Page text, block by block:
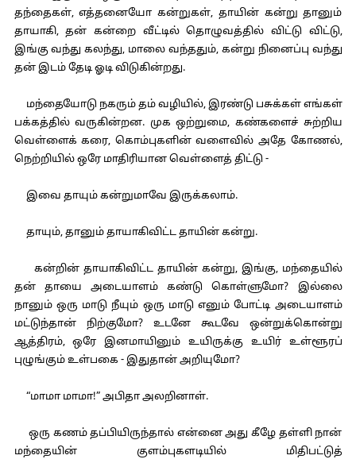
தந்தைகள், எத்தனையோ கன்றுகள், தாயின் கன்று தானும்
தாயாகி, தன் கன்றை வீட்டில் தொழுவத்தில் விட்டு விட்டு,
இங்கு வந்து கலந்து, மாலை வந்ததும், கன்று நினைப்பு வந்து
தன் இடம் தேடி ஓடி விடுகின்றது.
மந்தையோடு நகரும் தம் வழியில், இரண்டு பசுக்கள் எங்கள்
பக்கத்தில் வருகின்றன. முக ஒற்றுமை, கண்களைச் சுற்றிய
வெள்ளைக் கரை, கொம்புகளின் வளைவில் அதே கோணல்,
நெற்றியில் ஒரே மாதிரியான வெள்ளைத் திட்டு -
இவை தாயும் கன்றுமாவே இருக்கலாம்.
தாயும், தானும் தாயாகிவிட்ட தாயின் கன்று.
கன்றின் தாயாகிவிட்ட தாயின் கன்று, இங்கு, மந்தையில்
தன் தாயை அடையாளம் கண்டு கொள்ளுமோ? இல்லை
நானும் ஒரு மாடு நீயும் ஒரு மாடு எனும் போட்டி அடையாளம்
மட்டுந்தான் நிற்குமோ? உடனே கூடவே ஒன்றுக்கொன்று
ஆத்திரம், ஒரே இனமாயினும் உயிருக்கு உயிர் உள்ளூரப்
புழுங்கும் உள்பகை - இதுதான் அறியுமோ?
“மாமா மாமா!” அபிதா அலறினாள்.
ஒரு கணம் தப்பியிருந்தால் என்னை அது கீழே தள்ளி நான்
மந்தையின் குளம்புகளடியில் மிதிபட்டுத்